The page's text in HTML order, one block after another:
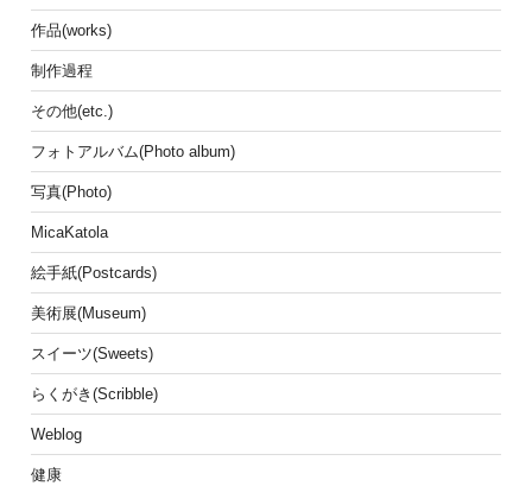
作品(works)
制作過程
その他(etc.)
フォトアルバム(Photo album)
写真(Photo)
MicaKatola
絵手紙(Postcards)
美術展(Museum)
スイーツ(Sweets)
らくがき(Scribble)
Weblog
健康